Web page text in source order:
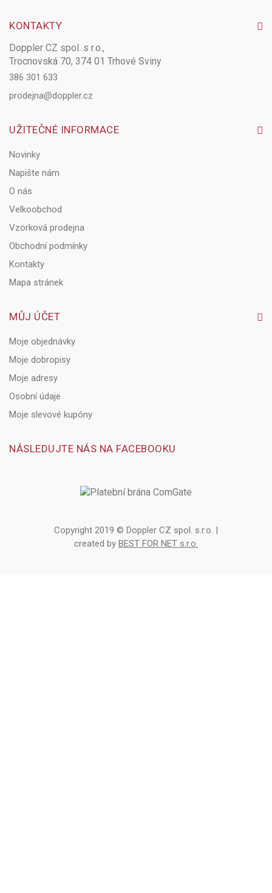
KONTAKTY
Doppler CZ spol. s r.o.,
Trocnovská 70, 374 01 Trhové Sviny
386 301 633
prodejna@doppler.cz
UŽITEČNÉ INFORMACE
Novinky
Napište nám
O nás
Velkoobchod
Vzorková prodejna
Obchodní podmínky
Kontakty
Mapa stránek
MŮJ ÚČET
Moje objednávky
Moje dobropisy
Moje adresy
Osobní údaje
Moje slevové kupóny
NÁSLEDUJTE NÁS NA FACEBOOKU
Copyright 2019 © Doppler CZ spol. s.r.o. |
created by BEST FOR NET s.r.o.